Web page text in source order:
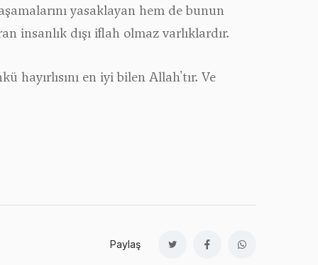
yasaklayan hem de bunun
insanlık dışı iflah olmaz varlıklardır.
hayırlısını en iyi bilen Allah'tır. Ve
Paylaş